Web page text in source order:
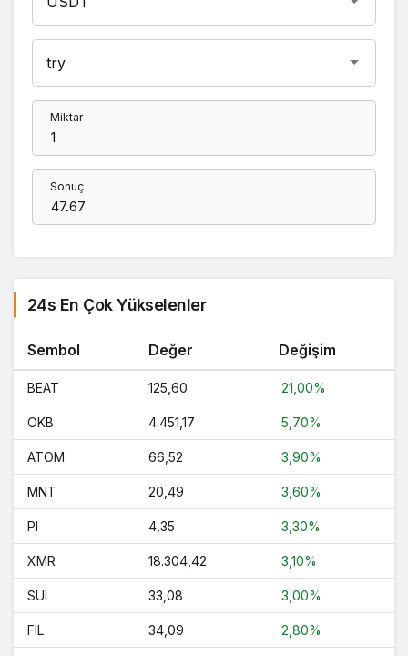
Miktar
Sonuç
24s En Çok Yükselenler
Sembol Değer Değişim
BEAT 125,60 21,00%
OKB 4.451,17 5,70%
ATOM 66,52 3,90%
MNT 20,49 3,60%
PI 4,35 3,30%
XMR 18.304,42 3,10%
SUI 33,08 3,00%
FIL 34,09 2,80%